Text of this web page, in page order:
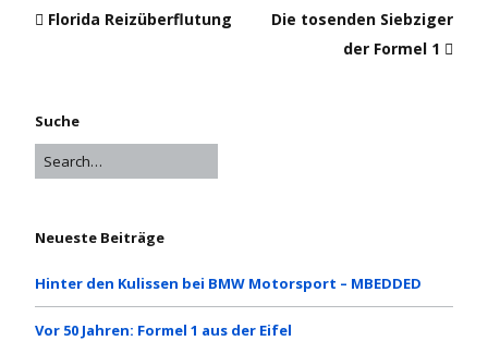
Florida Reizüberflutung
Die tosenden Siebziger
der Formel 1
Suche
Neueste Beiträge
Hinter den Kulissen bei BMW Motorsport – MBEDDED
Vor 50 Jahren: Formel 1 aus der Eifel